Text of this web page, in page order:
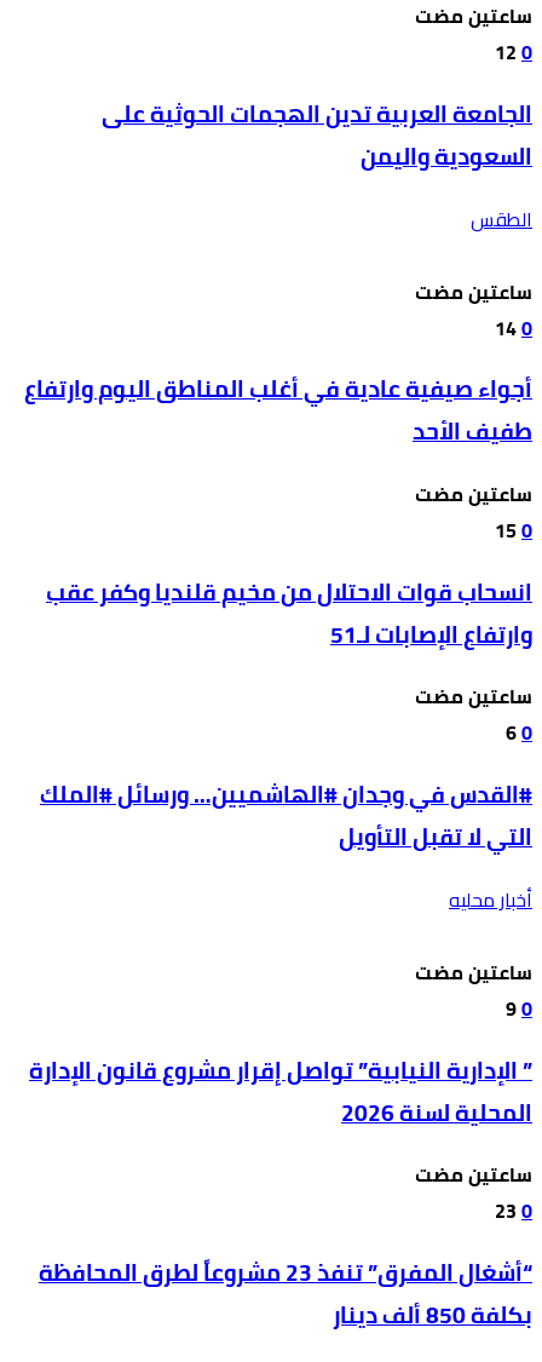
‫‫‫‏‫ساعتين مضت‬
0
12
الجامعة العربية تدين الهجمات الحوثية على
السعودية واليمن
الطقس
‫‫‫‏‫ساعتين مضت‬
0
14
أجواء صيفية عادية في أغلب المناطق اليوم وارتفاع
طفيف الأحد
‫‫‫‏‫ساعتين مضت‬
0
15
انسحاب قوات الاحتلال من مخيم قلنديا وكفر عقب
وارتفاع الإصابات لـ51
‫‫‫‏‫ساعتين مضت‬
0
6
#القدس في وجدان #الهاشميين… ورسائل #الملك
التي لا تقبل التأويل
أخبار محليه
‫‫‫‏‫ساعتين مضت‬
0
9
” الإدارية النيابية” تواصل إقرار مشروع قانون الإدارة
المحلية لسنة 2026
‫‫‫‏‫ساعتين مضت‬
0
23
“أشغال المفرق” تنفذ 23 مشروعاً لطرق المحافظة
بكلفة 850 ألف دينار